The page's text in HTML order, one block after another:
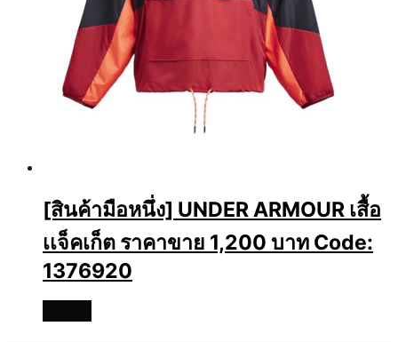
[สินค้ามือหนึ่ง] UNDER ARMOUR เสื้อ
เเจ็คเก็ต ราคาขาย 1,200 บาท Code:
1376920